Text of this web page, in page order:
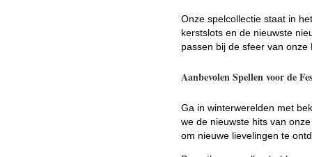
Onze spelcollectie staat in
kerstslots en de nieuwste
passen bij de sfeer van
Aanbevolen Spellen voor de
Ga in winterwerelden met
we de nieuwste hits van
om nieuwe lievelingen te